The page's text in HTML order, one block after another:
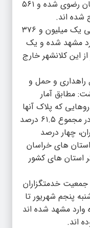
۲۸۱ دستگاه خودرو سواری وارد خراسان رضوی شده و ۵۶۱
وی همچنین گفت: در همین بازه زمانی یک میلیون و ۳۷۶
وارد مشهد شده و یک
دستگاه نیز از این کلانشهر خارج
راهداری و حمل و
مطابق آمار
که پلاک آنها
در این بازه زمانی رویت و ثبت شده در مجموع ۶۱.۵ درصد
۹ درصد تهران، چهار درصد
از استان های خراسان
استان های کشور
خدمتگزاران
پنجم شهریور تا
و ۴۵۳ زائر پیاده وارد مشهد شده اند